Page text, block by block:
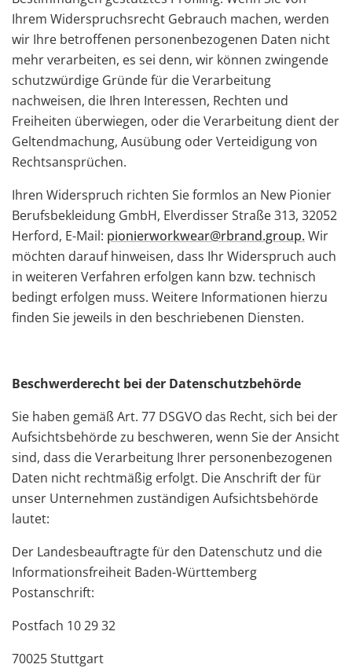
Ihrem Widerspruchsrecht Gebrauch machen, werden
wir Ihre betroffenen personenbezogenen Daten nicht
mehr verarbeiten, es sei denn, wir können zwingende
schutzwürdige Gründe für die Verarbeitung
nachweisen, die Ihren Interessen, Rechten und
Freiheiten überwiegen, oder die Verarbeitung dient der
Geltendmachung, Ausübung oder Verteidigung von
Rechtsansprüchen.
Ihren Widerspruch richten Sie formlos an New Pionier
Berufsbekleidung GmbH, Elverdisser Straße 313, 32052
Herford, E-Mail: pionierworkwear@rbrand.group. Wir
möchten darauf hinweisen, dass Ihr Widerspruch auch
in weiteren Verfahren erfolgen kann bzw. technisch
bedingt erfolgen muss. Weitere Informationen hierzu
finden Sie jeweils in den beschriebenen Diensten.
Beschwerderecht bei der Datenschutzbehörde
Sie haben gemäß Art. 77 DSGVO das Recht, sich bei der
Aufsichtsbehörde zu beschweren, wenn Sie der Ansicht
sind, dass die Verarbeitung Ihrer personenbezogenen
Daten nicht rechtmäßig erfolgt. Die Anschrift der für
unser Unternehmen zuständigen Aufsichtsbehörde
lautet:
Der Landesbeauftragte für den Datenschutz und die
Informationsfreiheit Baden-Württemberg
Postanschrift:
Postfach 10 29 32
70025 Stuttgart